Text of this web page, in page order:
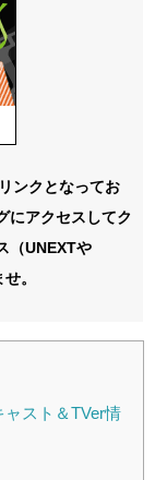
ンクとなってお
にアクセスしてク
（UNEXTや
。
スト＆TVer情